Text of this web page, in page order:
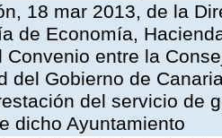
18 mar 2013, de la
de Economía,
Convenio entre la
del Gobierno de
del servicio de
dicho Ayuntamiento